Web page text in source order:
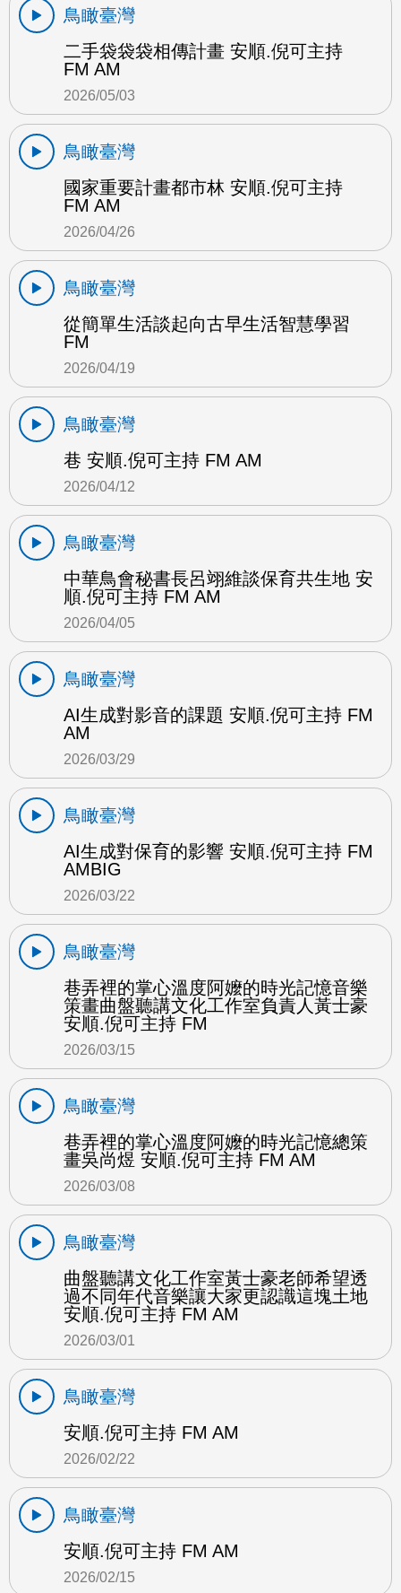
鳥瞰臺灣
二手袋袋袋相傳計畫 安順.倪可主持
FM AM
2026/05/03
鳥瞰臺灣
國家重要計畫都市林 安順.倪可主持
FM AM
2026/04/26
鳥瞰臺灣
從簡單生活談起向古早生活智慧學習
FM
2026/04/19
鳥瞰臺灣
巷 安順.倪可主持 FM AM
2026/04/12
鳥瞰臺灣
中華鳥會秘書長呂翊維談保育共生地 安
順.倪可主持 FM AM
2026/04/05
鳥瞰臺灣
AI生成對影音的課題 安順.倪可主持 FM
AM
2026/03/29
鳥瞰臺灣
AI生成對保育的影響 安順.倪可主持 FM
AMBIG
2026/03/22
鳥瞰臺灣
巷弄裡的掌心溫度阿嬤的時光記憶音樂
策畫曲盤聽講文化工作室負責人黃士豪
安順.倪可主持 FM
2026/03/15
鳥瞰臺灣
巷弄裡的掌心溫度阿嬤的時光記憶總策
畫吳尚煜 安順.倪可主持 FM AM
2026/03/08
鳥瞰臺灣
曲盤聽講文化工作室黃士豪老師希望透
過不同年代音樂讓大家更認識這塊土地
安順.倪可主持 FM AM
2026/03/01
鳥瞰臺灣
安順.倪可主持 FM AM
2026/02/22
鳥瞰臺灣
安順.倪可主持 FM AM
2026/02/15